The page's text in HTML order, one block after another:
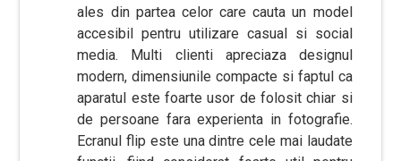
ales din partea celor care cauta un model
accesibil pentru utilizare casual si social
media. Multi clienti apreciaza designul
modern, dimensiunile compacte si faptul ca
aparatul este foarte usor de folosit chiar si
de persoane fara experienta in fotografie.
Ecranul flip este una dintre cele mai laudate